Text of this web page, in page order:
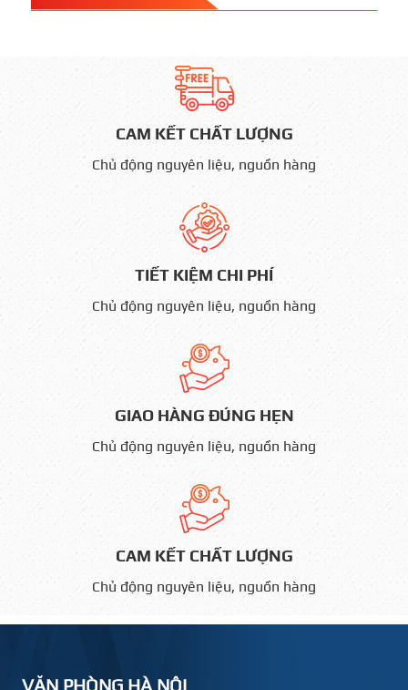
CAM KẾT CHẤT LƯỢNG
Chủ động nguyên liệu, nguồn hàng
TIẾT KIỆM CHI PHÍ
Chủ động nguyên liệu, nguồn hàng
GIAO HÀNG ĐÚNG HẸN
Chủ động nguyên liệu, nguồn hàng
CAM KẾT CHẤT LƯỢNG
Chủ động nguyên liệu, nguồn hàng
VĂN PHÒNG HÀ NỘI